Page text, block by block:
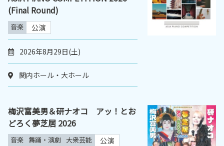
(Final Round)
音楽 公演
2026年8月29日(土)
関内ホール・大ホール
梅沢富美男＆研ナオコ アッ！とお
どろく夢芝居 2026
音楽 舞踊・演劇 大衆芸能 公演